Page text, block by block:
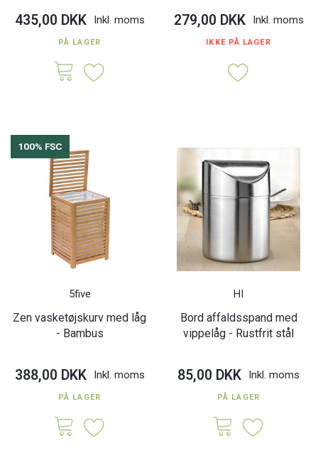
435,00 DKK Inkl. moms
PÅ LAGER
279,00 DKK Inkl. moms
IKKE PÅ LAGER
100% FSC
5five
Zen vasketøjskurv med låg
- Bambus
388,00 DKK Inkl. moms
PÅ LAGER
HI
Bord affaldsspand med
vippelåg - Rustfrit stål
85,00 DKK Inkl. moms
PÅ LAGER